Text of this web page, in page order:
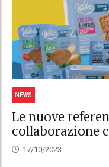
NEWS
Le nuove
collaborazione
17/10/2023